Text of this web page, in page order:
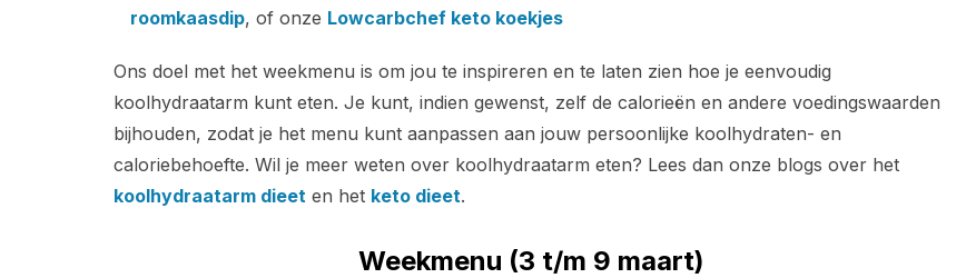
roomkaasdip, of onze Lowcarbchef keto koekjes
Ons doel met het weekmenu is om jou te inspireren en te laten zien hoe je eenvoudig
koolhydraatarm kunt eten. Je kunt, indien gewenst, zelf de calorieën en andere voedingswaarden
bijhouden, zodat je het menu kunt aanpassen aan jouw persoonlijke koolhydraten- en
caloriebehoefte. Wil je meer weten over koolhydraatarm eten? Lees dan onze blogs over het
koolhydraatarm dieet en het keto dieet.
Weekmenu (3 t/m 9 maart)